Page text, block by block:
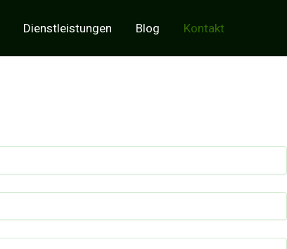
Dienstleistungen Blog Kontakt